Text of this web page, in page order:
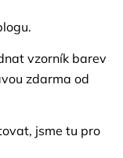
vzorník barev
zdarma od
, jsme tu pro